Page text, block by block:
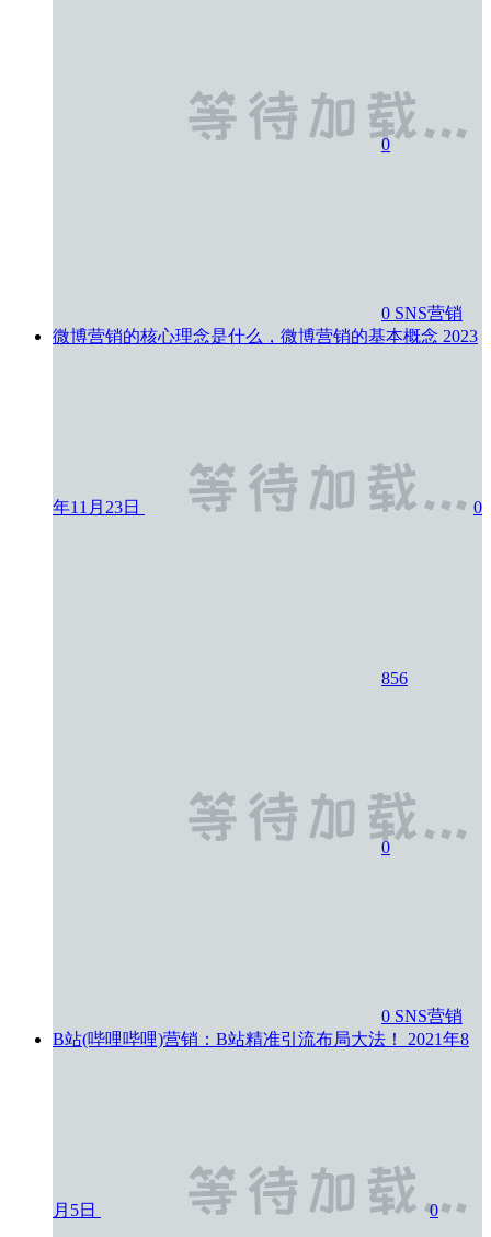
0
0 SNS营销
微博营销的核心理念是什么，微博营销的基本概念 2023
年11月23日 0
856
0
0 SNS营销
B站(哔哩哔哩)营销：B站精准引流布局大法！ 2021年8
月5日 0